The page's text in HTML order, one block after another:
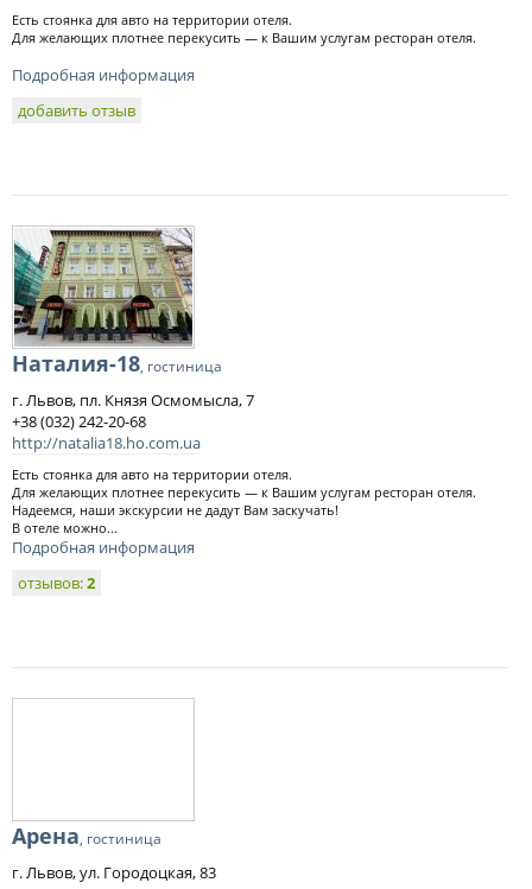
Есть стоянка для авто на территории отеля.
Для желающих плотнее перекусить — к Вашим услугам ресторан отеля.
Подробная информация
добавить отзыв
Наталия-18, гостиница
г. Львов, пл. Князя Осмомысла, 7
+38 (032) 242-20-68
http://natalia18.ho.com.ua
Есть стоянка для авто на территории отеля.
Для желающих плотнее перекусить — к Вашим услугам ресторан отеля.
Надеемся, наши экскурсии не дадут Вам заскучать!
В отеле можно...
Подробная информация
отзывов:2
Арена, гостиница
г. Львов, ул. Городоцкая, 83